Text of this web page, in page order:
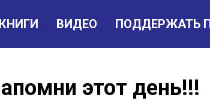
КНИГИ ВИДЕО ПОДДЕРЖАТЬ
этот день!!!